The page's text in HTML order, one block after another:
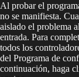
Al probar el
no se manifiesta.
aislado el problema
entrada. Para
todos los
del Programa de
continuación, haga